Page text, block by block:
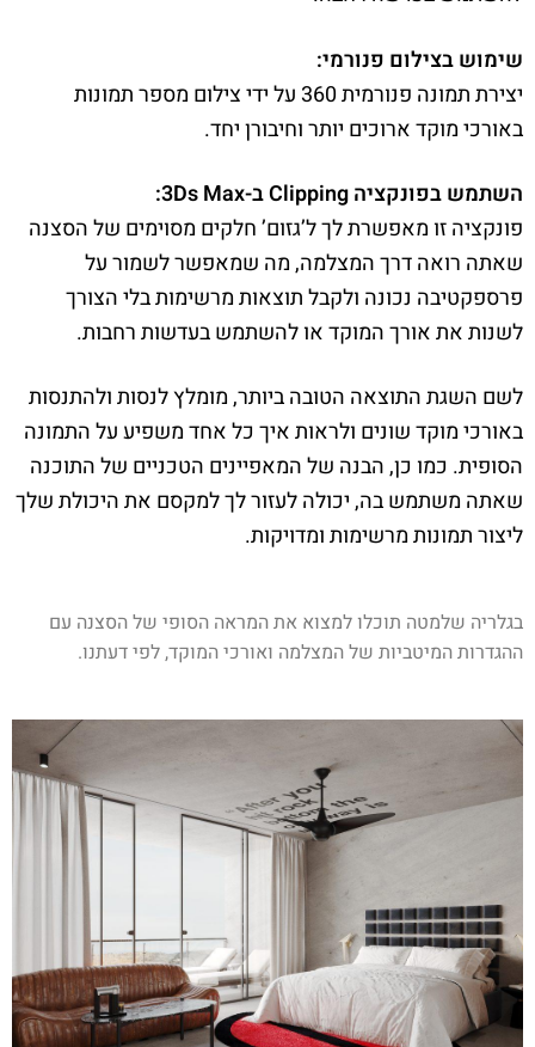
שימוש בצילום פנורמי:
יצירת תמונה פנורמית 360 על ידי צילום מספר תמונות
באורכי מוקד ארוכים יותר וחיבורן יחד.
השתמש בפונקציה Clipping ב-3Ds Max:
פונקציה זו מאפשרת לך ל’גזום’ חלקים מסוימים של הסצנה
שאתה רואה דרך המצלמה, מה שמאפשר לשמור על
פרספקטיבה נכונה ולקבל תוצאות מרשימות בלי הצורך
לשנות את אורך המוקד או להשתמש בעדשות רחבות.
לשם השגת התוצאה הטובה ביותר, מומלץ לנסות ולהתנסות
באורכי מוקד שונים ולראות איך כל אחד משפיע על התמונה
הסופית. כמו כן, הבנה של המאפיינים הטכניים של התוכנה
שאתה משתמש בה, יכולה לעזור לך למקסם את היכולת שלך
ליצור תמונות מרשימות ומדויקות.
בגלריה שלמטה תוכלו למצוא את המראה הסופי של הסצנה עם
ההגדרות המיטביות של המצלמה ואורכי המוקד, לפי דעתנו.